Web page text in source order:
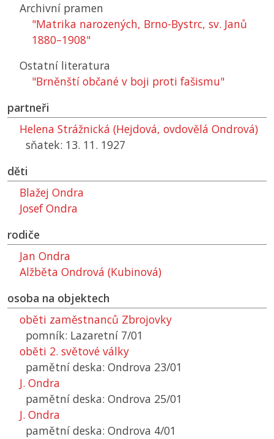
Archivní pramen
"Matrika narozených, Brno-Bystrc, sv. Janů
1880–1908"
Ostatní literatura
"Brněnští občané v boji proti fašismu"
partneři
Helena Strážnická (Hejdová, ovdovělá Ondrová)
sňatek: 13. 11. 1927
děti
Blažej Ondra
Josef Ondra
rodiče
Jan Ondra
Alžběta Ondrová (Kubinová)
osoba na objektech
oběti zaměstnanců Zbrojovky
pomník: Lazaretní 7/01
oběti 2. světové války
pamětní deska: Ondrova 23/01
J. Ondra
pamětní deska: Ondrova 25/01
J. Ondra
pamětní deska: Ondrova 4/01